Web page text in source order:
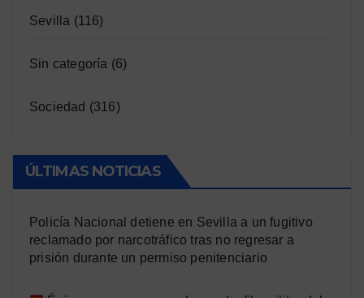
Sevilla (116)
Sin categoría (6)
Sociedad (316)
ÚLTIMAS NOTICIAS
Policía Nacional detiene en Sevilla a un fugitivo
reclamado por narcotráfico tras no regresar a
prisión durante un permiso penitenciario